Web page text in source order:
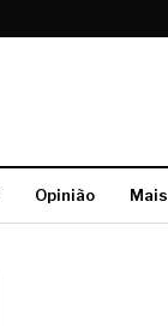
Opinião Mais